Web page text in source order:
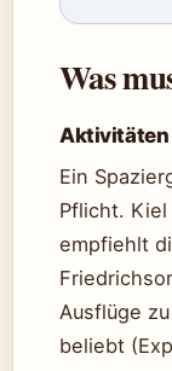
Was
Aktivitäten
Ein
Pflicht. Kiel
empfiehlt
Ausflüge
beliebt